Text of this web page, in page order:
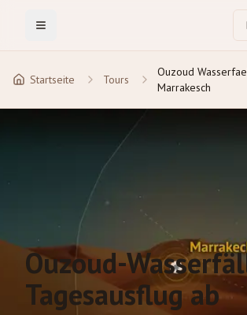
Toggle Menu
Startseite Tours
Ouzoud
Marrakesch
Ouzoud-
Tagesausflug ab